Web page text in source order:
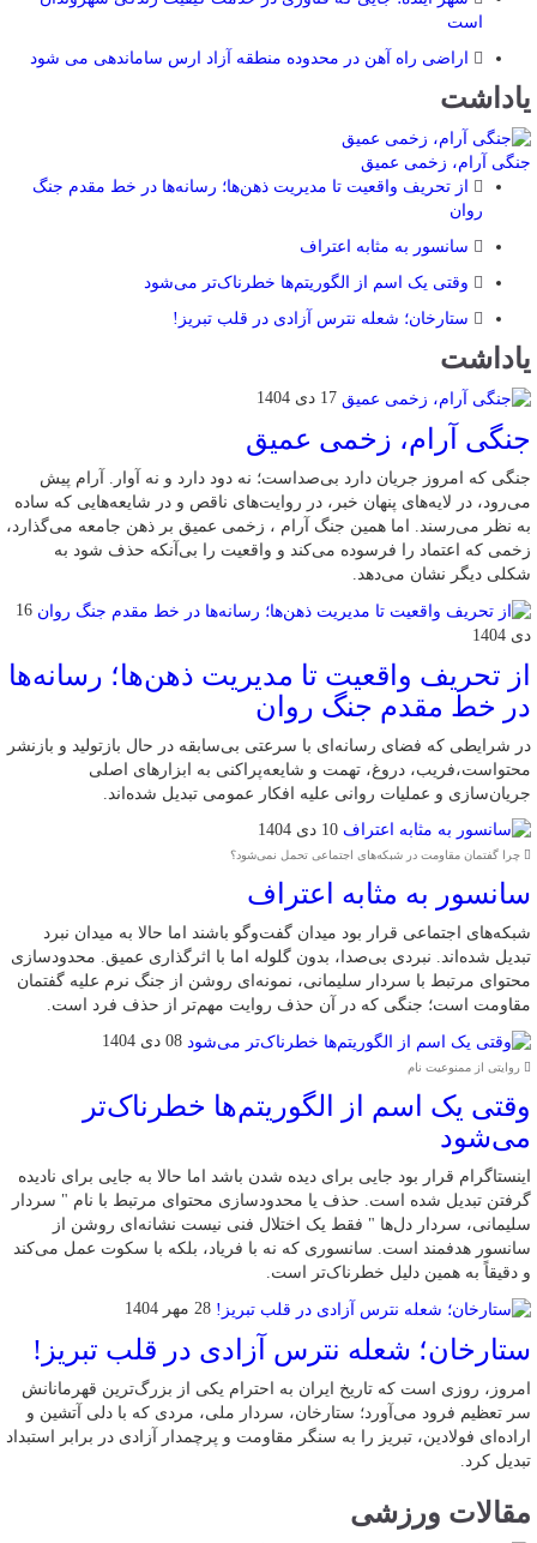
است
اراضی راه آهن در محدوده منطقه آزاد ارس ساماندهی می شود
یاداشت
جنگی آرام، زخمی عمیق
از تحریف واقعیت تا مدیریت ذهن‌ها؛ رسانه‌ها در خط مقدم جنگ
روان
سانسور به مثابه اعتراف
وقتی یک اسم از الگوریتم‌ها خطرناک‌تر می‌شود
ستارخان؛ شعله نترس آزادی در قلب تبریز!
یاداشت
17 دی 1404
جنگی آرام، زخمی عمیق
جنگی که امروز جریان دارد بی‌صداست؛ نه دود دارد و نه آوار. آرام پیش
می‌رود، در لایه‌های پنهان خبر، در روایت‌های ناقص و در شایعه‌هایی که ساده
به نظر می‌رسند. اما همین جنگ آرام ، زخمی عمیق بر ذهن جامعه می‌گذارد،
زخمی که اعتماد را فرسوده می‌کند و واقعیت را بی‌آنکه حذف شود به
شکلی دیگر نشان می‌دهد.
16
دی 1404
از تحریف واقعیت تا مدیریت ذهن‌ها؛ رسانه‌ها
در خط مقدم جنگ روان
در شرایطی که فضای رسانه‌ای با سرعتی بی‌سابقه در حال بازتولید و بازنشر
محتواست،فریب، دروغ، تهمت و شایعه‌پراکنی به ابزارهای اصلی
جریان‌سازی و عملیات روانی علیه افکار عمومی تبدیل شده‌اند.
10 دی 1404
چرا گفتمان مقاومت در شبکه‌های اجتماعی تحمل نمی‌شود؟
سانسور به مثابه اعتراف
شبکه‌های اجتماعی قرار بود میدان گفت‌وگو باشند اما حالا به میدان نبرد
تبدیل شده‌اند. نبردی بی‌صدا، بدون گلوله اما با اثرگذاری عمیق. محدودسازی
محتوای مرتبط با سردار سلیمانی، نمونه‌ای روشن از جنگ نرم علیه گفتمان
مقاومت است؛ جنگی که در آن حذف روایت مهم‌تر از حذف فرد است.
08 دی 1404
روایتی از ممنوعیت نام
وقتی یک اسم از الگوریتم‌ها خطرناک‌تر
می‌شود
اینستاگرام قرار بود جایی برای دیده شدن باشد اما حالا به جایی برای نادیده
گرفتن تبدیل شده است. حذف یا محدودسازی محتوای مرتبط با نام " سردار
سلیمانی، سردار دل‌ها " فقط یک اختلال فنی نیست نشانه‌ای روشن از
سانسور هدفمند است. سانسوری که نه با فریاد، بلکه با سکوت عمل می‌کند
و دقیقاً به همین دلیل خطرناک‌تر است.
28 مهر 1404
ستارخان؛ شعله نترس آزادی در قلب تبریز!
امروز، روزی است که تاریخ ایران به احترام یکی از بزرگ‌ترین قهرمانانش
سر تعظیم فرود می‌آورد؛ ستارخان، سردار ملی، مردی که با دلی آتشین و
اراده‌ای فولادین، تبریز را به سنگر مقاومت و پرچمدار آزادی در برابر استبداد
تبدیل کرد.
مقالات ورزشی